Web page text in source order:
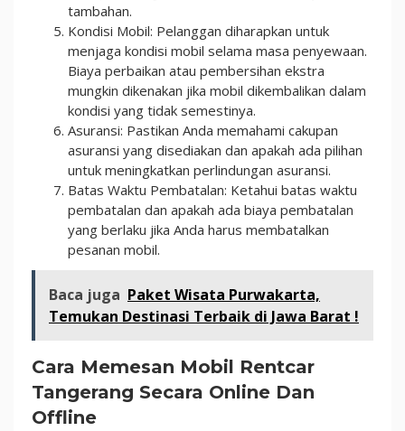
tambahan.
Kondisi Mobil: Pelanggan diharapkan untuk
menjaga kondisi mobil selama masa penyewaan.
Biaya perbaikan atau pembersihan ekstra
mungkin dikenakan jika mobil dikembalikan dalam
kondisi yang tidak semestinya.
Asuransi: Pastikan Anda memahami cakupan
asuransi yang disediakan dan apakah ada pilihan
untuk meningkatkan perlindungan asuransi.
Batas Waktu Pembatalan: Ketahui batas waktu
pembatalan dan apakah ada biaya pembatalan
yang berlaku jika Anda harus membatalkan
pesanan mobil.
Baca juga Paket Wisata Purwakarta,
Temukan Destinasi Terbaik di Jawa Barat !
Cara Memesan Mobil Rentcar
Tangerang Secara Online Dan
Offline